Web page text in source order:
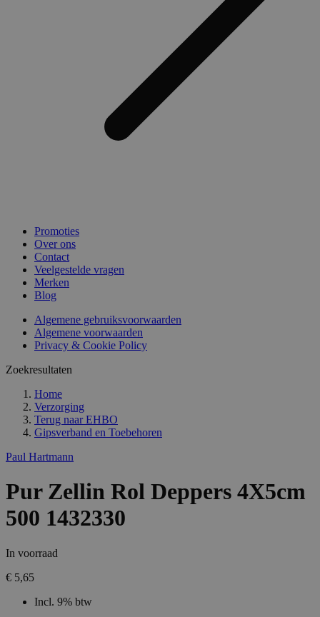
Promoties
Over ons
Contact
Veelgestelde vragen
Merken
Blog
Algemene gebruiksvoorwaarden
Algemene voorwaarden
Privacy & Cookie Policy
Zoekresultaten
Home
Verzorging
Terug naar EHBO
Gipsverband en Toebehoren
Paul Hartmann
Pur Zellin Rol Deppers 4X5cm
500 1432330
In voorraad
€ 5,65
Incl. 9% btw